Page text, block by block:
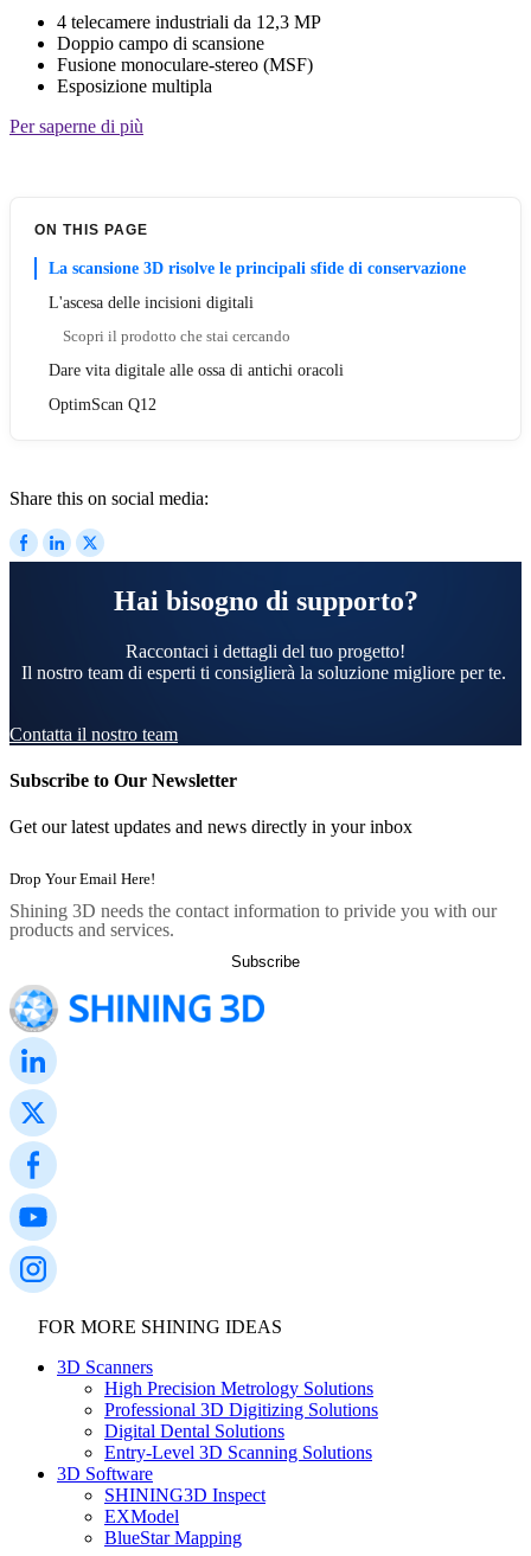
4 telecamere industriali da 12,3 MP
Doppio campo di scansione
Fusione monoculare-stereo (MSF)
Esposizione multipla
Per saperne di più
ON THIS PAGE
La scansione 3D risolve le principali sfide di conservazione
L'ascesa delle incisioni digitali
Scopri il prodotto che stai cercando
Dare vita digitale alle ossa di antichi oracoli
OptimScan Q12
Share this on social media:
Hai bisogno di supporto?
Raccontaci i dettagli del tuo progetto!
Il nostro team di esperti ti consiglierà la soluzione migliore per te.
Contatta il nostro team
Subscribe to Our Newsletter
Get our latest updates and news directly in your inbox
Shining 3D needs the contact information to privide you with our
products and services.
FOR MORE SHINING IDEAS
3D Scanners
High Precision Metrology Solutions
Professional 3D Digitizing Solutions
Digital Dental Solutions
Entry-Level 3D Scanning Solutions
3D Software
SHINING3D Inspect
EXModel
BlueStar Mapping